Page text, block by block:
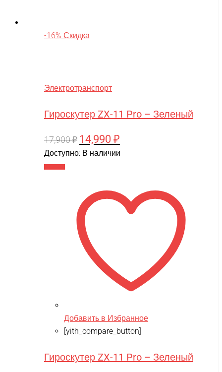
-16% Скидка
Электротранспорт
Гироскутер ZX-11 Pro – Зеленый
17,900₽ Первоначальная
цена
14,990 ₽
цена:
Доступно: В наличии
Добавить в Избранное
[yith_compare_button]
Гироскутер ZX-11 Pro – Зеленый